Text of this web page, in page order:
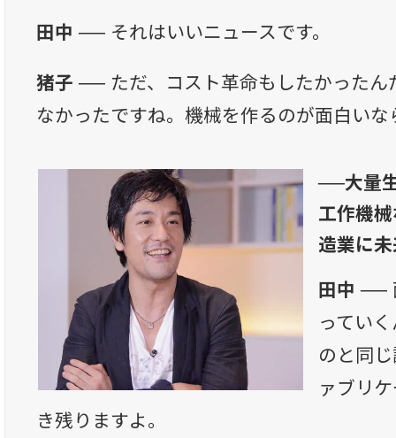
田中 ── それはいいニュースです。
猪子 ── ただ、コスト革命もしたかった
なかったですね。機械を作るのが面白い
──大量
工作機
造業に
田中 ──
ってい
のと同
ァブリ
き残りますよ。